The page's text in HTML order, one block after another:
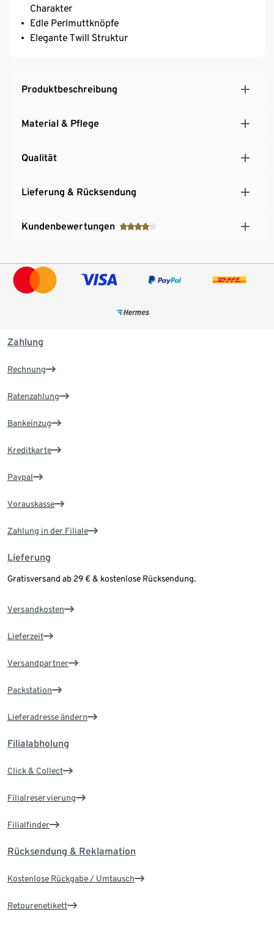
Charakter
Edle Perlmuttknöpfe
Elegante Twill Struktur
Produktbeschreibung
Material & Pflege
Qualität
Lieferung & Rücksendung
Kundenbewertungen
Zahlung
Rechnung
Ratenzahlung
Bankeinzug
Kreditkarte
Paypal
Vorauskasse
Zahlung in der Filiale
Lieferung
Gratisversand ab 29 € & kostenlose Rücksendung.
Versandkosten
Lieferzeit
Versandpartner
Packstation
Lieferadresse ändern
Filialabholung
Click & Collect
Filialreservierung
Filialfinder
Rücksendung & Reklamation
Kostenlose Rückgabe / Umtausch
Retourenetikett